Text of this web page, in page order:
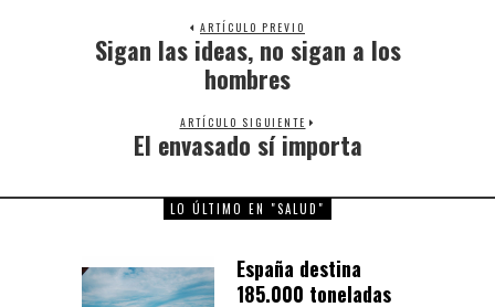
ARTÍCULO PREVIO
Previous
post:
Sigan las ideas, no sigan a los
hombres
ARTÍCULO SIGUIENTE
Next
El envasado sí importa
LO ÚLTIMO EN "SALUD"
España destina
185.000 toneladas